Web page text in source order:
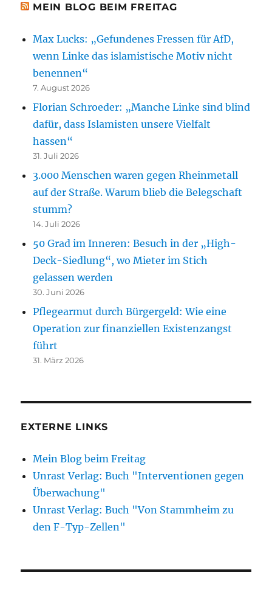
MEIN BLOG BEIM FREITAG
Max Lucks: „Gefundenes Fressen für AfD,
wenn Linke das islamistische Motiv nicht
benennen“
7. August 2026
Florian Schroeder: „Manche Linke sind blind
dafür, dass Islamisten unsere Vielfalt
hassen“
31. Juli 2026
3.000 Menschen waren gegen Rheinmetall
auf der Straße. Warum blieb die Belegschaft
stumm?
14. Juli 2026
50 Grad im Inneren: Besuch in der „High-
Deck-Siedlung“, wo Mieter im Stich
gelassen werden
30. Juni 2026
Pflegearmut durch Bürgergeld: Wie eine
Operation zur finanziellen Existenzangst
führt
31. März 2026
EXTERNE LINKS
Mein Blog beim Freitag
Unrast Verlag: Buch "Interventionen gegen
Überwachung"
Unrast Verlag: Buch "Von Stammheim zu
den F-Typ-Zellen"